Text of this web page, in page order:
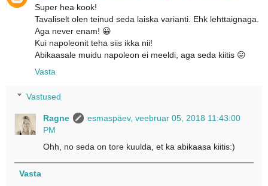
Super hea kook!
Tavaliselt olen teinud seda laiska varianti. Ehk lehttaignaga.
Aga never enam! 😀
Kui napoleonit teha siis ikka nii!
Abikaasale muidu napoleon ei meeldi, aga seda kiitis 😛
Vasta
Vastused
Ragne
esmaspäev, veebruar 05, 2018 11:43:00
PM
Ohh, no seda on tore kuulda, et ka abikaasa kiitis:)
Vasta